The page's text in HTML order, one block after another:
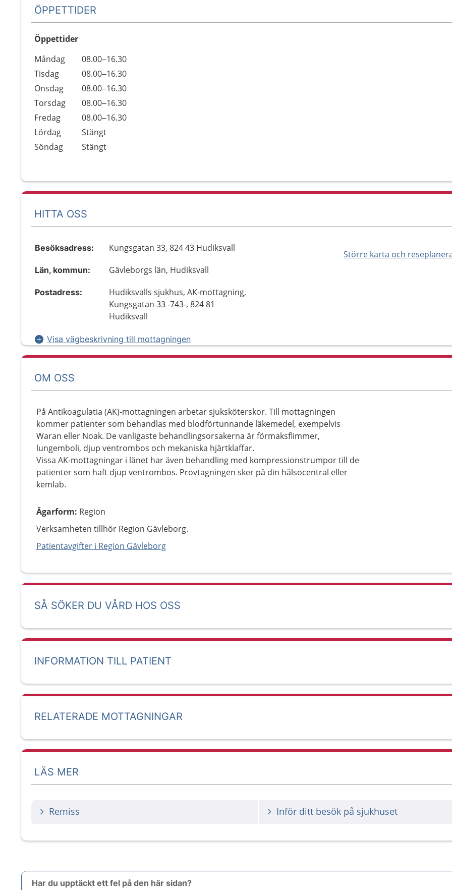
ÖPPETTIDER
Öppettider
Dag
Öppettider
Kommentarer
Måndag
08.00–16.30
Tisdag
08.00–16.30
Onsdag
08.00–16.30
Torsdag
08.00–16.30
Fredag
08.00–16.30
Lördag
Stängt
Söndag
Stängt
HITTA OSS
Större karta och
Besöksadress: Kungsgatan 33, 824 43 Hudiksvall
Län, kommun: Gävleborgs län, Hudiksvall
Postadress:
Hudiksvalls sjukhus, AK-mottagning,
Kungsgatan 33 -743-, 824 81
Hudiksvall
Visa vägbeskrivning till mottagningen
OM OSS
På Antikoagulatia (AK)-mottagningen arbetar sjuksköterskor. Till mottagningen
kommer patienter som behandlas med blodförtunnande läkemedel, exempelvis
Waran eller Noak. De vanligaste behandlingsorsakerna är förmaksflimmer,
lungemboli, djup ventrombos och mekaniska hjärtklaffar.
Vissa AK-mottagningar i länet har även behandling med kompressionstrumpor till de
patienter som haft djup ventrombos. Provtagningen sker på din hälsocentral eller
kemlab.
Ägarform: Region
Verksamheten tillhör Region Gävleborg.
Patientavgifter i Region Gävleborg
SÅ SÖKER DU VÅRD HOS OSS
INFORMATION TILL PATIENT
RELATERADE MOTTAGNINGAR
LÄS MER
Remiss Inför ditt besök på sjukhuset
Har du upptäckt ett fel på den här sidan?